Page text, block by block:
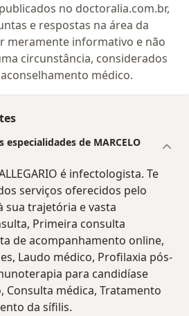
no doctoralia.com.br,
e respostas na área da
meramente informativo e não
circunstância, considerados
médico.
de MARCELO
é infectologista. Te
serviços oferecidos pelo
sua trajetória e vasta
Primeira consulta
de acompanhamento online,
Laudo médico, Profilaxia pós-
para candidíase
Consulta médica, Tratamento
da sífilis.